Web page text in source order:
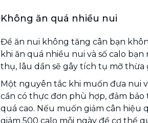
Không ăn quá nhiều nui
Để ăn nui không tăng cân bạn
khi ăn quá nhiều nui và số calo
thụ, lâu dần sẽ gây tích tụ mỡ thừa
Một nguyên tắc khi muốn đưa nui
cần có thực đơn phù hợp, đảm
quá cao. Nếu muốn giảm cân hiệu
giảm 500 calo mỗi ngày để cơ thể